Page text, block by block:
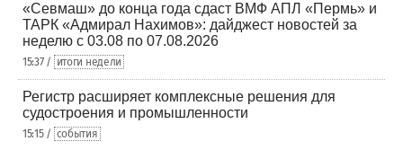
«Севмаш» до конца года сдаст ВМФ АПЛ «Пермь» и
ТАРК «Адмирал Нахимов»: дайджест новостей за
неделю с 03.08 по 07.08.2026
15:37 / итоги недели
Регистр расширяет комплексные решения для
судостроения и промышленности
15:15 / события